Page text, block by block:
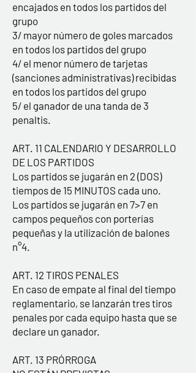
encajados en todos los partidos del
grupo
3/ mayor número de goles marcados
en todos los partidos del grupo
4/ el menor número de tarjetas
(sanciones administrativas) recibidas
en todos los partidos del grupo
5/ el ganador de una tanda de 3
penaltis.
ART. 11 CALENDARIO Y DESARROLLO
DE LOS PARTIDOS
Los partidos se jugarán en 2 (DOS)
tiempos de 15 MINUTOS cada uno.
Los partidos se jugarán en 7>7 en
campos pequeños con porterías
pequeñas y la utilización de balones
n°4.
ART. 12 TIROS PENALES
En caso de empate al final del tiempo
reglamentario, se lanzarán tres tiros
penales por cada equipo hasta que se
declare un ganador.
ART. 13 PRÓRROGA